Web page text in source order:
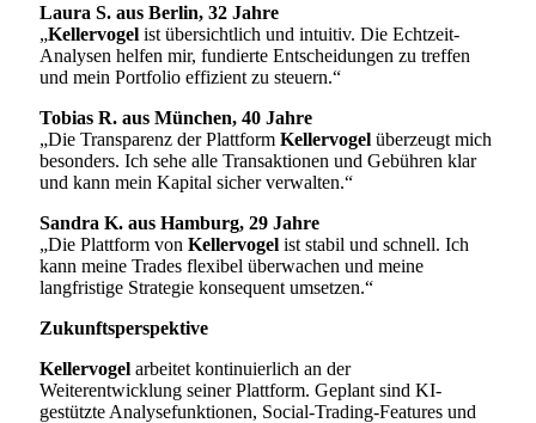
Laura S. aus Berlin, 32 Jahre
„Kellervogel ist übersichtlich und intuitiv. Die Echtzeit-
Analysen helfen mir, fundierte Entscheidungen zu treffen
und mein Portfolio effizient zu steuern.“
Tobias R. aus München, 40 Jahre
„Die Transparenz der Plattform Kellervogel überzeugt mich
besonders. Ich sehe alle Transaktionen und Gebühren klar
und kann mein Kapital sicher verwalten.“
Sandra K. aus Hamburg, 29 Jahre
„Die Plattform von Kellervogel ist stabil und schnell. Ich
kann meine Trades flexibel überwachen und meine
langfristige Strategie konsequent umsetzen.“
Zukunftsperspektive
Kellervogel arbeitet kontinuierlich an der
Weiterentwicklung seiner Plattform. Geplant sind KI-
gestützte Analysefunktionen, Social-Trading-Features und